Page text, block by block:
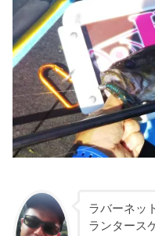
ラバーネッ
ランタース